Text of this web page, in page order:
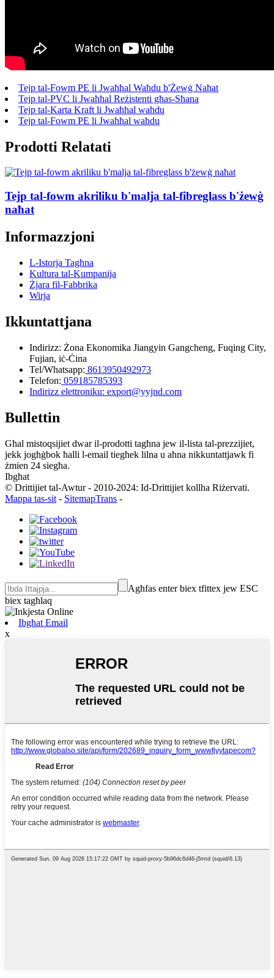
Tejp tal-Fowm PE li Jwaħħal Waħdu b'Żewġ Naħat
Tejp tal-PVC li Jwaħħal Reżistenti għas-Sħana
Tejp tal-Karta Kraft li Jwaħħal waħdu
Tejp tal-Fowm PE li Jwaħħal waħdu
Prodotti Relatati
Tejp tal-fowm akriliku b'malja tal-fibreglass b'żewġ
naħat
Informazzjoni
L-Istorja Tagħna
Kultura tal-Kumpanija
Żjara fil-Fabbrika
Wirja
Ikkuntattjana
Indirizz: Żona Ekonomika Jiangyin Gangcheng, Fuqing City,
Fujian, iċ-Ċina
Tel/Whatsapp: 8613950492973
Telefon: 059185785393
Indirizz elettroniku: export@yyjnd.com
Bullettin
Għal mistoqsijiet dwar il-prodotti tagħna jew il-lista tal-prezzijiet,
jekk jogħġbok ħalli l-email tiegħek lilna u aħna nikkuntattjawk fi
żmien 24 siegħa.
Ibgħat
© Drittijiet tal-Awtur - 2010-2024: Id-Drittijiet kollha Riżervati.
Mappa tas-sit - SitemapTrans -
Agħfas enter biex tfittex jew ESC
biex tagħlaq
Ibgħat Email
x